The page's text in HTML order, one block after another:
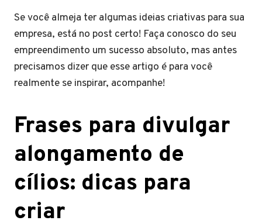
Se você almeja ter algumas ideias criativas para sua
empresa, está no post certo! Faça conosco do seu
empreendimento um sucesso absoluto, mas antes
precisamos dizer que esse artigo é para você
realmente se inspirar, acompanhe!
Frases para divulgar
alongamento de
cílios: dicas para
criar